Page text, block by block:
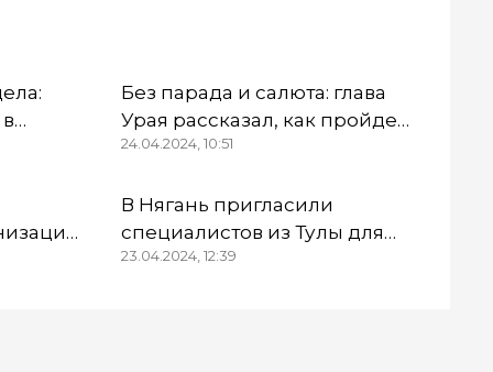
Без парада и салюта: глава
Урая рассказал, как пройдет
Первомай
24.04.2024, 10:51
В Нягань пригласили
специалистов из Тулы для
обследования здания ДК
23.04.2024, 12:39